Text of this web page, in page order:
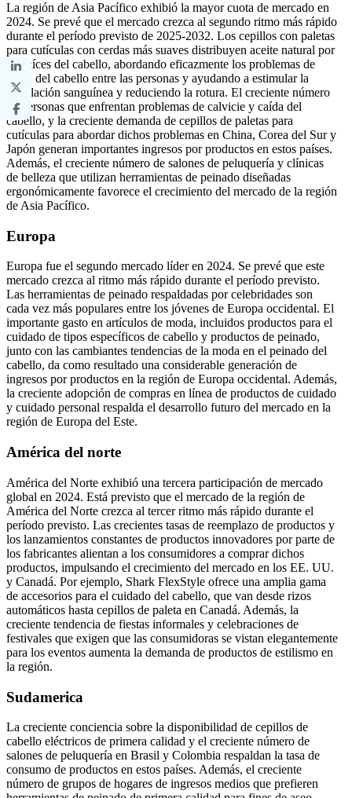
La región de Asia Pacífico exhibió la mayor cuota de mercado en
2024. Se prevé que el mercado crezca al segundo ritmo más rápido
durante el período previsto de 2025-2032. Los cepillos con paletas
para cutículas con cerdas más suaves distribuyen aceite natural por
las raíces del cabello, abordando eficazmente los problemas de
caída del cabello entre las personas y ayudando a estimular la
circulación sanguínea y reduciendo la rotura. El creciente número
de personas que enfrentan problemas de calvicie y caída del
cabello, y la creciente demanda de cepillos de paletas para
cutículas para abordar dichos problemas en China, Corea del Sur y
Japón generan importantes ingresos por productos en estos países.
Además, el creciente número de salones de peluquería y clínicas
de belleza que utilizan herramientas de peinado diseñadas
ergonómicamente favorece el crecimiento del mercado de la región
de Asia Pacífico.
Europa
Europa fue el segundo mercado líder en 2024. Se prevé que este
mercado crezca al ritmo más rápido durante el período previsto.
Las herramientas de peinado respaldadas por celebridades son
cada vez más populares entre los jóvenes de Europa occidental. El
importante gasto en artículos de moda, incluidos productos para el
cuidado de tipos específicos de cabello y productos de peinado,
junto con las cambiantes tendencias de la moda en el peinado del
cabello, da como resultado una considerable generación de
ingresos por productos en la región de Europa occidental. Además,
la creciente adopción de compras en línea de productos de cuidado
y cuidado personal respalda el desarrollo futuro del mercado en la
región de Europa del Este.
América del norte
América del Norte exhibió una tercera participación de mercado
global en 2024. Está previsto que el mercado de la región de
América del Norte crezca al tercer ritmo más rápido durante el
período previsto. Las crecientes tasas de reemplazo de productos y
los lanzamientos constantes de productos innovadores por parte de
los fabricantes alientan a los consumidores a comprar dichos
productos, impulsando el crecimiento del mercado en los EE. UU.
y Canadá. Por ejemplo, Shark FlexStyle ofrece una amplia gama
de accesorios para el cuidado del cabello, que van desde rizos
automáticos hasta cepillos de paleta en Canadá. Además, la
creciente tendencia de fiestas informales y celebraciones de
festivales que exigen que las consumidoras se vistan elegantemente
para los eventos aumenta la demanda de productos de estilismo en
la región.
Sudamerica
La creciente conciencia sobre la disponibilidad de cepillos de
cabello eléctricos de primera calidad y el creciente número de
salones de peluquería en Brasil y Colombia respaldan la tasa de
consumo de productos en estos países. Además, el creciente
número de grupos de hogares de ingresos medios que prefieren